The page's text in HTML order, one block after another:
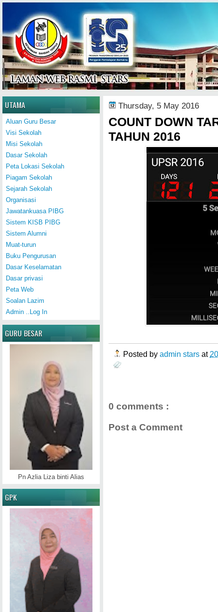
Home
Thursday, 5 May 2016
COUNT DOWN
TAHUN 2016
Posted by admin stars at
0 comments :
Post a Comment
UTAMA
Aluan Guru Besar
Visi Sekolah
Misi Sekolah
Dasar Sekolah
Peta Lokasi Sekolah
Piagam Sekolah
Sejarah Sekolah
Organisasi
Jawatankuasa PIBG
Sistem KISB PIBG
Sistem Alumni
Muat-turun
Buku Pengurusan
Dasar Keselamatan
Dasar privasi
Peta Web
Soalan Lazim
Admin ..Log In
GURU BESAR
Pn Azlia Liza binti Alias
GPK